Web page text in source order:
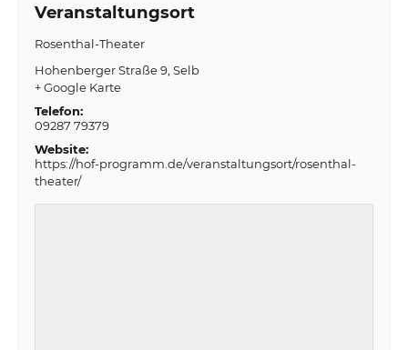
Veranstaltungsort
Rosenthal-Theater
Hohenberger Straße 9 Selb
+ Google Karte
Telefon:
09287 79379
Website:
https://hof-programm.de/veranstaltungsort/rosenthal-
theater/